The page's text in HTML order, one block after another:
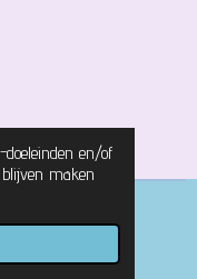
en/of
maken